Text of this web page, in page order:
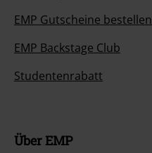
EMP Gutscheine bestellen
EMP Backstage Club
Studentenrabatt
Über EMP